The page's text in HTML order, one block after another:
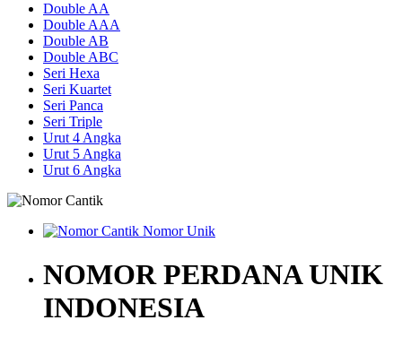
Double AA
Double AAA
Double AB
Double ABC
Seri Hexa
Seri Kuartet
Seri Panca
Seri Triple
Urut 4 Angka
Urut 5 Angka
Urut 6 Angka
NOMOR PERDANA UNIK
INDONESIA